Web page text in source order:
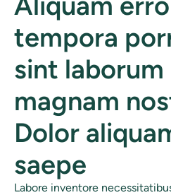
tempora
sint laborum
magnam
Dolor
saepe
Labore inventore